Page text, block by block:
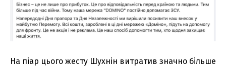
На піар цього жесту Шухнін витратив значно більше